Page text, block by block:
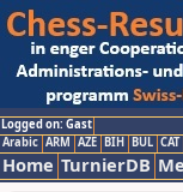
Logged on: Gast
Arabic ARM AZE BIH BUL CAT
Home TurnierDB